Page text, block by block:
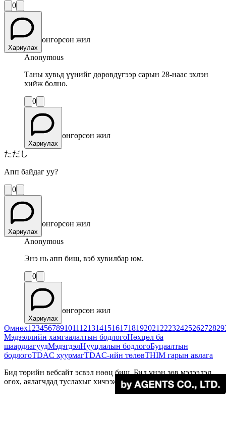
0
Хариулах
өнгөрсөн жил
Anonymous
Таны хувьд үүнийг дөрөвдүгээр сарын 28-наас эхлэн
хийж болно.
0
Хариулах
өнгөрсөн жил
ただし
Апп байдаг уу?
0
Хариулах
өнгөрсөн жил
Anonymous
Энэ нь апп биш, вэб хувилбар юм.
0
Хариулах
өнгөрсөн жил
Өмнөх1 23456789101112131415161718192021 2223242526272829
Мэдээллийн хамгаалалтын бодлогоНөхцөл ба
шаардлагуудМэдэгдэлНууцлалын бодлогоБуцаалтын
бодлогоTDAC хуурмагTDAC-ийн төлөвTHIM гарын авлага
Бид төрийн вебсайт эсвэл нөөц биш. Бид үнэн зөв мэдээлэл
өгөх, аялагчдад туслахыг хичээж байна.